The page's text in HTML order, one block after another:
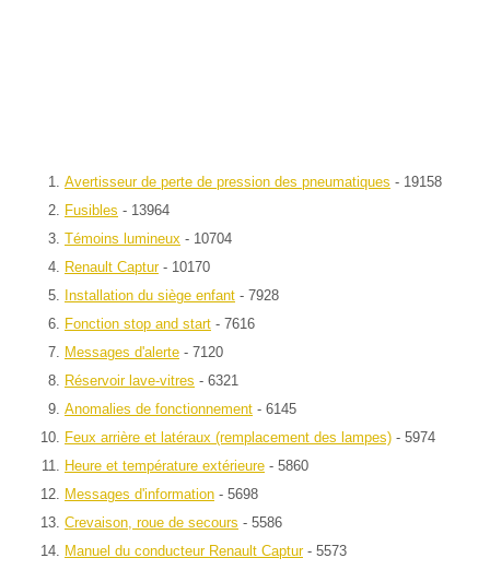
Avertisseur de perte de pression des pneumatiques - 19158
Fusibles - 13964
Témoins lumineux - 10704
Renault Captur- 10170
Installation du siège enfant - 7928
Fonction stop and start - 7616
Messages d'alerte - 7120
Réservoir lave-vitres - 6321
Anomalies de fonctionnement - 6145
Feux arrière et latéraux (remplacement des lampes) - 5974
Heure et température extérieure - 5860
Messages d'information - 5698
Crevaison, roue de secours - 5586
Manuel du conducteur Renault Captur- 5573